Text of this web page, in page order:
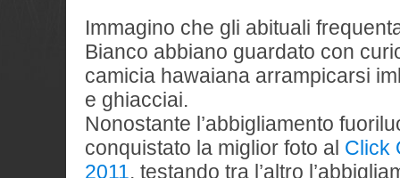
Immagino che gli abituali
Bianco abbiano guardato con
camicia hawaiana arrampicarsi
e ghiacciai.
Nonostante l’abbigliamento
conquistato la miglior foto al Click
2011, testando tra l’altro